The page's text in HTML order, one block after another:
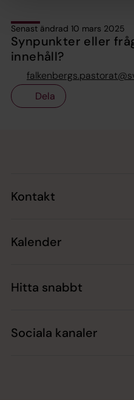
Senast ändrad 10 mars 2025
Synpunkter eller
innehåll?
Dela
Kontakt
Kalender
Hitta snabbt
Sociala kanaler